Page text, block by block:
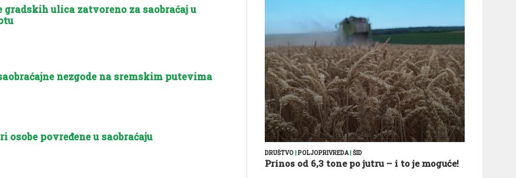
gradskih ulica zatvoreno za saobraćaj u
nezgode na sremskim putevima
osobe povređene u saobraćaju
DRUŠTVO|POLJOPRIVREDA|ŠID
Prinos od 6,3 tone po jutru – i to je moguće!